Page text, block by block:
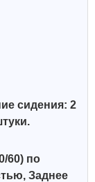
сидения: 2
60) по
Заднее